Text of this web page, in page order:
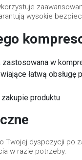
wysokie
zastosowana w
łatwą
produktu
dyspozycji po
w razie potrzeby.